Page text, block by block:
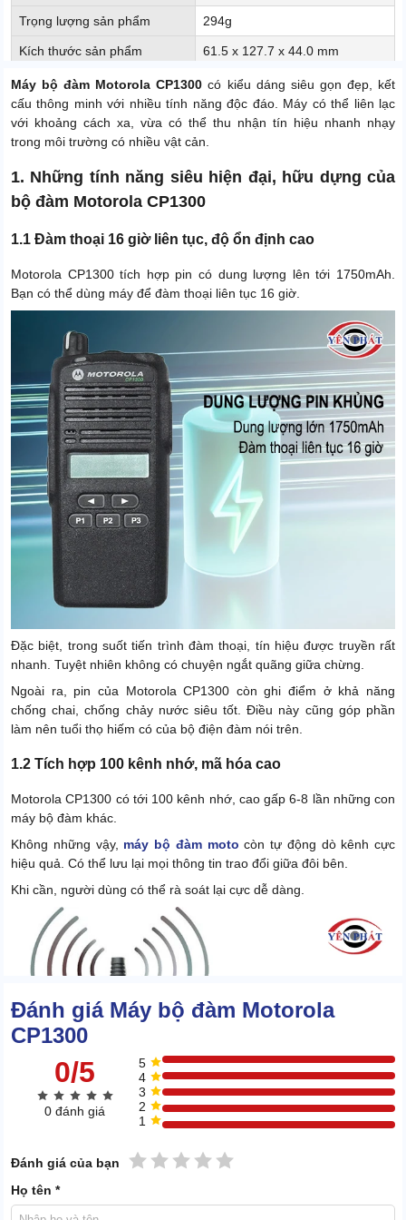
Trọng lượng sản phẩm 294g
Kích thước sản phẩm 61.5 x 127.7 x 44.0 mm
Xuất xứ Malaysia
Dải tần số VHF 136 - 174 MHz
Máy bộ đàm Motorola CP1300có kiểu dáng siêu gọn đẹp, kết
cấu thông minh với nhiều tính năng độc đáo. Máy có thể liên lạc
với khoảng cách xa, vừa có thể thu nhận tín hiệu nhanh nhạy
trong môi trường có nhiều vật cản.
1. Những tính năng siêu hiện đại, hữu dựng của
bộ đàm Motorola CP1300
1.1 Đàm thoại 16 giờ liên tục, độ ổn định cao
Motorola CP1300 tích hợp pin có dung lượng lên tới 1750mAh.
Bạn có thể dùng máy để đàm thoại liên tục 16 giờ.
Đặc biệt, trong suốt tiến trình đàm thoại, tín hiệu được truyền rất
nhanh. Tuyệt nhiên không có chuyện ngắt quãng giữa chừng.
Ngoài ra, pin của Motorola CP1300 còn ghi điểm ở khả năng
chống chai, chống chảy nước siêu tốt. Điều này cũng góp phần
làm nên tuổi thọ hiếm có của bộ điện đàm nói trên.
1.2 Tích hợp 100 kênh nhớ, mã hóa cao
Motorola CP1300 có tới 100 kênh nhớ, cao gấp 6-8 lần những con
máy bộ đàm khác.
Không những vậy, máy bộ đàm moto còn tự động dò kênh cực
hiệu quả. Có thể lưu lại mọi thông tin trao đổi giữa đôi bên.
Khi cần, người dùng có thể rà soát lại cực dễ dàng.
Đánh giá Máy bộ đàm Motorola
CP1300
0/5
0 đánh giá
5
4
3
2
1
Đánh giá của bạn 5 sao
4 sao
3 sao
2 sao
1 sao
Họ tên *